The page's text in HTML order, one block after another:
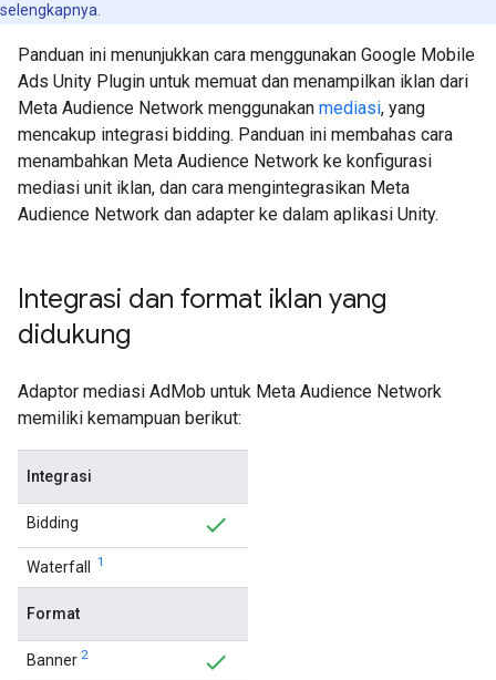
selengkapnya.
Panduan ini menunjukkan cara menggunakan Google Mobile
Ads Unity Plugin untuk memuat dan menampilkan iklan dari
Meta Audience Network menggunakan mediasi, yang
mencakup integrasi bidding. Panduan ini membahas cara
menambahkan Meta Audience Network ke konfigurasi
mediasi unit iklan, dan cara mengintegrasikan Meta
Audience Network dan adapter ke dalam aplikasi Unity.
Integrasi dan format iklan yang
didukung
Adaptor mediasi AdMob untuk Meta Audience Network
memiliki kemampuan berikut:
Integrasi
Bidding
Waterfall 1
Format
Banner 2